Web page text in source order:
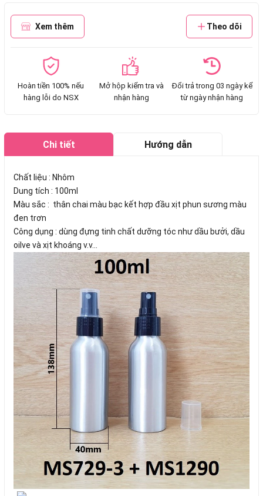
Xem thêm Theo dõi
Hoàn tiền 100% nếu
hàng lỗi do NSX
Mở hộp kiểm tra và
nhận hàng
Đổi trả trong 03 ngày kể
từ ngày nhận hàng
Chi tiết Hướng dẫn
Chất liệu : Nhôm
Dung tích : 100ml
Màu sắc : thân chai màu bạc kết hợp đầu xịt phun sương màu
đen trơn
Công dụng : dùng đựng tinh chất dưỡng tóc như dầu bưởi, dầu
oilve và xịt khoáng v.v...